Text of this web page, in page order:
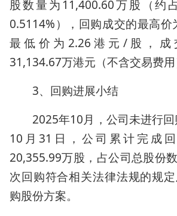
股数量为11,400.60万股（约
0.5114%），回购成交的最高价
最低价为2.26港元/股，成
31,134.67万港元（不含交易费用
3、回购进展小结
2025年10月，公司未进行
10月31日，公司累计完成
20,355.99万股，占公司总股份
次回购符合相关法律法规的规
购股份方案。